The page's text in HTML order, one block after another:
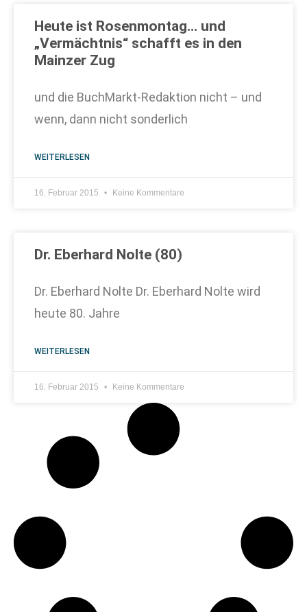
Heute ist Rosenmontag… und
„Vermächtnis“ schafft es in den
Mainzer Zug
und die BuchMarkt-Redaktion nicht – und
wenn, dann nicht sonderlich
WEITERLESEN
16. Februar 2015 Keine Kommentare
Dr. Eberhard Nolte (80)
Dr. Eberhard Nolte Dr. Eberhard Nolte wird
heute 80. Jahre
WEITERLESEN
16. Februar 2015 Keine Kommentare